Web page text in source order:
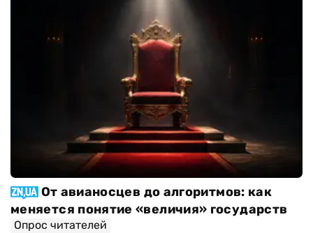
От авианосцев до алгоритмов: как
меняется понятие «величия» государств
Опрос читателей